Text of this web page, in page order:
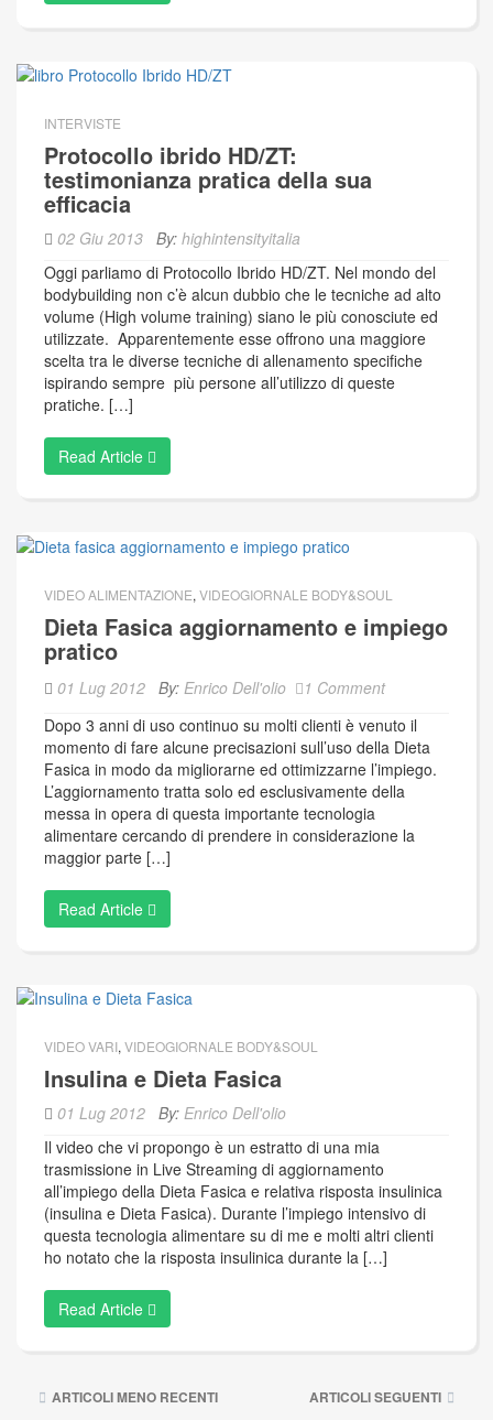
INTERVISTE
Protocollo ibrido HD/ZT:
testimonianza pratica della sua
efficacia
02 Giu 2013 By: highintensityitalia
Oggi parliamo di Protocollo Ibrido HD/ZT. Nel mondo del
bodybuilding non c’è alcun dubbio che le tecniche ad alto
volume (High volume training) siano le più conosciute ed
utilizzate. Apparentemente esse offrono una maggiore
scelta tra le diverse tecniche di allenamento specifiche
ispirando sempre più persone all’utilizzo di queste
pratiche. […]
Read Article
VIDEO ALIMENTAZIONE, VIDEOGIORNALE BODY&SOUL
Dieta Fasica aggiornamento e impiego
pratico
01 Lug 2012 By: Enrico Dell'olio
1 Comment
Dopo 3 anni di uso continuo su molti clienti è venuto il
momento di fare alcune precisazioni sull’uso della Dieta
Fasica in modo da migliorarne ed ottimizzarne l’impiego.
L’aggiornamento tratta solo ed esclusivamente della
messa in opera di questa importante tecnologia
alimentare cercando di prendere in considerazione la
maggior parte […]
Read Article
VIDEO VARI, VIDEOGIORNALE BODY&SOUL
Insulina e Dieta Fasica
01 Lug 2012 By: Enrico Dell'olio
Il video che vi propongo è un estratto di una mia
trasmissione in Live Streaming di aggiornamento
all’impiego della Dieta Fasica e relativa risposta insulinica
(insulina e Dieta Fasica). Durante l’impiego intensivo di
questa tecnologia alimentare su di me e molti altri clienti
ho notato che la risposta insulinica durante la […]
Read Article
Navigazione
ARTICOLI MENO RECENTI ARTICOLI SEGUENTI